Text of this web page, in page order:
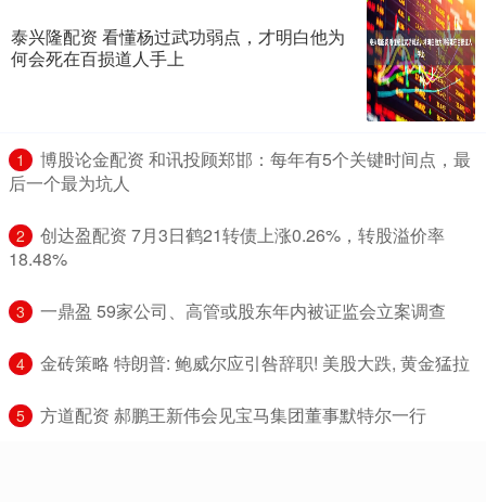
泰兴隆配资 看懂杨过武功弱点，才明白他为
何会死在百损道人手上
1
​博股论金配资 和讯投顾郑邯：每年有5个关键时间点，最
后一个最为坑人
2
​创达盈配资 7月3日鹤21转债上涨0.26%，转股溢价率
18.48%
3 ​一鼎盈 59家公司、高管或股东年内被证监会立案调查
4 ​金砖策略 特朗普: 鲍威尔应引咎辞职! 美股大跌, 黄金猛拉
5 ​方道配资 郝鹏王新伟会见宝马集团董事默特尔一行